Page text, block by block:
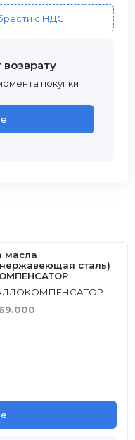
с НДС
покупки
масла
сталь)